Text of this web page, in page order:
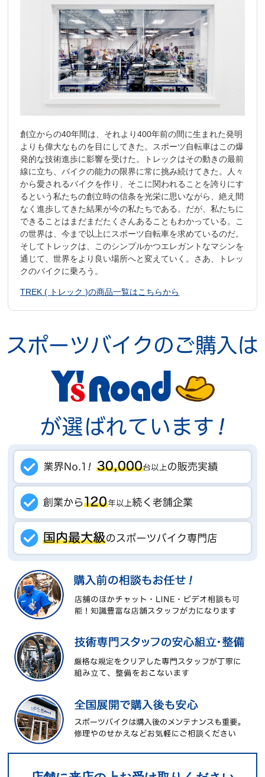
創立からの40年間は、それより400年前の間に生まれた発明
よりも偉大なものを目にしてきた。スポーツ自転車はこの爆
発的な技術進歩に影響を受けた。トレックはその動きの最前
線に立ち、バイクの能力の限界に常に挑み続けてきた。人々
から愛されるバイクを作り、そこに関われることを誇りにす
るという私たちの創立時の信条を光栄に思いながら、絶え間
なく進歩してきた結果が今の私たちである。だが、私たちに
できることはまだまだたくさんあることもわかっている。こ
の世界は、今まで以上にスポーツ自転車を求めているのだ。
そしてトレックは、このシンプルかつエレガントなマシンを
通じて、世界をより良い場所へと変えていく。さあ、トレッ
クのバイクに乗ろう。
TREK ( トレック )の商品一覧はこちらから